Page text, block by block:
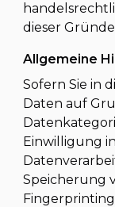
dieser
Allgemeine
Sofern Sie in
Daten auf
Einwilligung
Speicherung